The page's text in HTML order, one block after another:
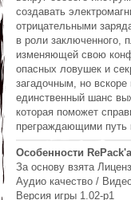
создавать
отрицательными
в роли заключенного,
изменяющей свою
опасных ловушек и
загадочным, но
единственный шанс
которая поможет
преграждающими путь
Особенности
За основу взята
Аудио качество /
Версия игры 1.02-p1